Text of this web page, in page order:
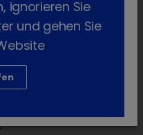
(2)
ignorieren Sie
und gehen Sie